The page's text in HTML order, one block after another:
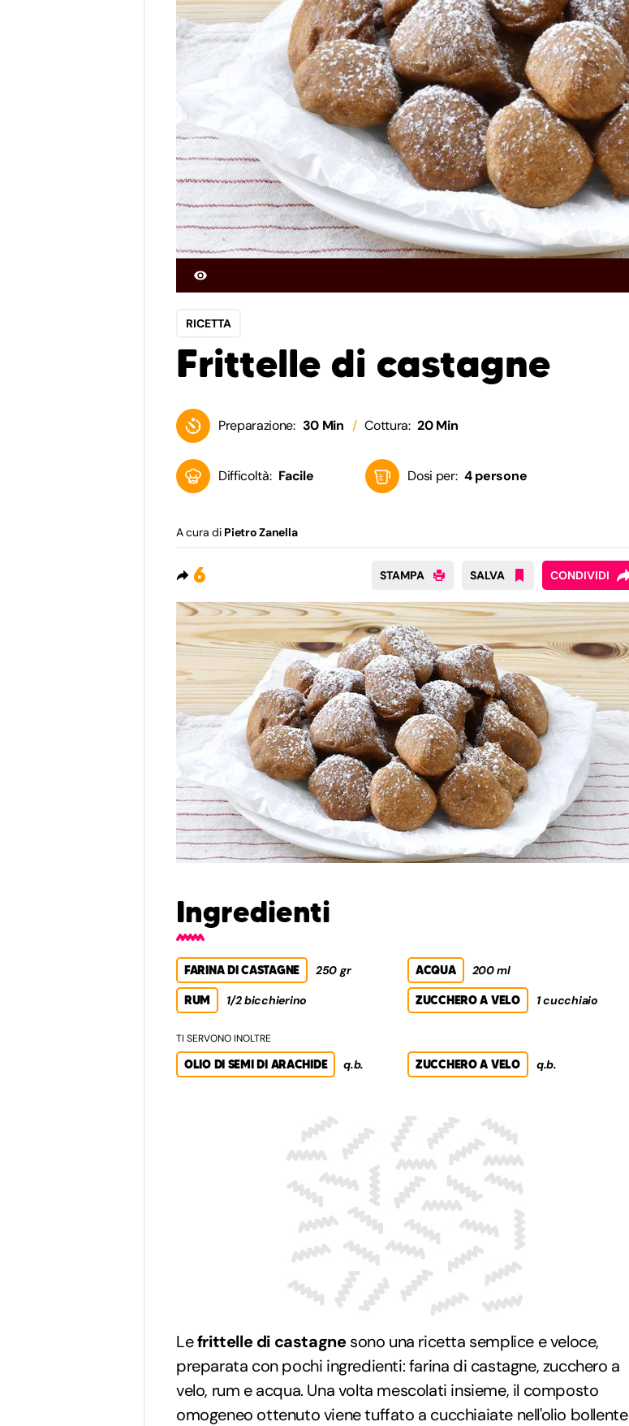
RICETTA
Frittelle di castagne
Preparazione: 30 Min Cottura: 20 Min
Difficoltà: Facile Dosi per: 4 persone
A cura di Pietro Zanella
6 STAMPA SALVA CONDIVIDI
Ingredienti
FARINA DI CASTAGNE 250 gr ACQUA 200 ml
RUM 1/2 bicchierino ZUCCHERO A VELO 1 cucchiaio
TI SERVONO INOLTRE
OLIO DI SEMI DI ARACHIDE q.b. ZUCCHERO A VELO q.b.
Lefrittelle di castagnesono una ricetta semplice e veloce,
preparata con pochi ingredienti: farina di castagne, zucchero a
velo, rum e acqua. Una volta mescolati insieme, il composto
omogeneo ottenuto viene tuffato a cucchiaiate nell'olio bollente